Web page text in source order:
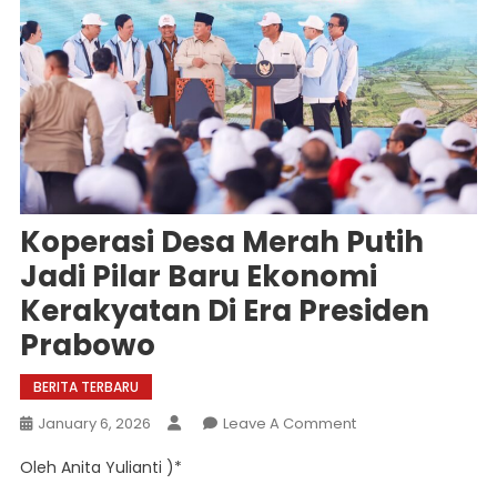
Koperasi Desa Merah Putih
Jadi Pilar Baru Ekonomi
Kerakyatan Di Era Presiden
Prabowo
BERITA TERBARU
January 6, 2026 Leave A CommentOn
Oleh Anita Yulianti )*